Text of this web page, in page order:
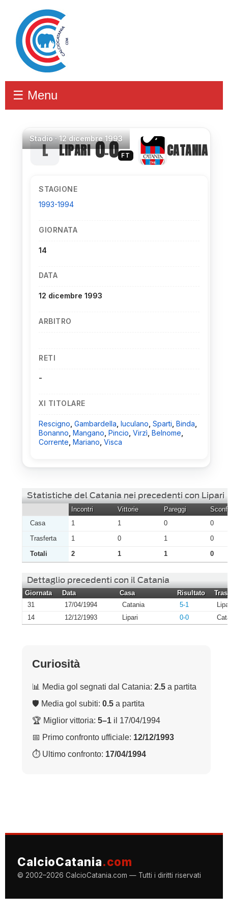
☰ Menu
Stadio·12 dicembre 1993
LIPARI 0–0 FT CATANIA
STAGIONE
1993-1994
GIORNATA
14
DATA
12 dicembre 1993
ARBITRO
RETI
-
XI TITOLARE
Rescigno Gambardella Iuculano Sparti Binda
Bonanno Mangano Pincio Virzì Belnome
Corrente Mariano Visca
Statistiche del Catania nei precedenti con Lipari
Incontri Vittorie Pareggi
Casa
1 1 0
0
Trasferta
1 0 1
0
Totali
2 1 1 0
Dettaglio precedenti con il Catania
Giornata Data Casa Risultato
31
17/04/1994 Catania 5-1
14
12/12/1993 Lipari 0-0
Curiosità
📊 Media gol segnati dal Catania: 2.5 a partita
🛡 Media gol subiti: 0.5 a partita
🏆 Miglior vittoria: 5–1 il 17/04/1994
📅 Primo confronto ufficiale: 12/12/1993
⏱ Ultimo confronto: 17/04/1994
CalcioCatania.com
© 2002–2026 CalcioCatania.com — Tutti i diritti riservati